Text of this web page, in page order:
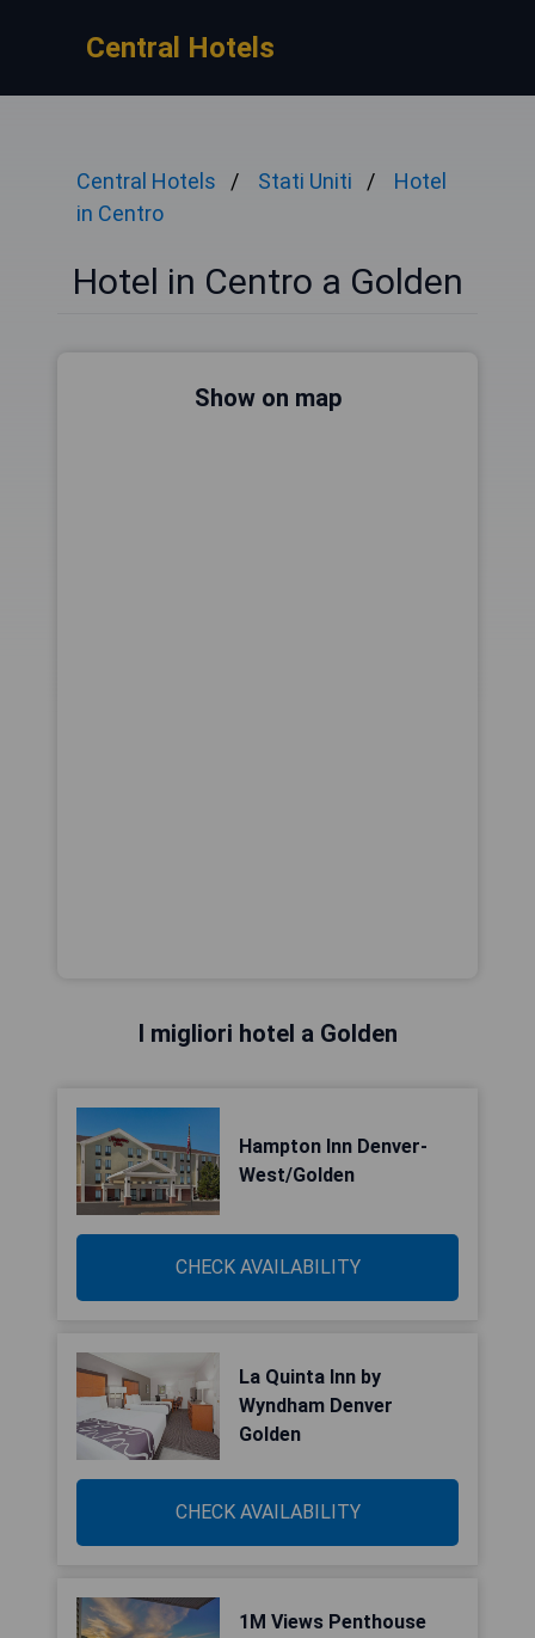
Central Hotels
Central Hotels Stati Uniti
Hotel
in Centro
Hotel in Centro a Golden
Show on map
I migliori hotel a Golden
Hampton Inn Denver-
West/Golden
CHECK AVAILABILITY
La Quinta Inn by
Wyndham Denver
Golden
CHECK AVAILABILITY
1M Views Penthouse